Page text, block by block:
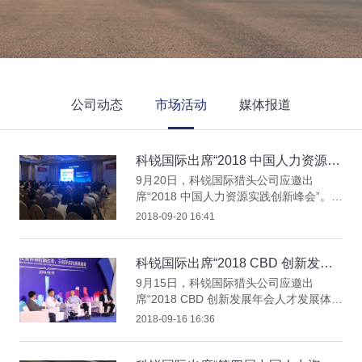
公司动态 市场活动 媒体报道
科锐国际出席“2018 中国人力资源实
践创新峰会”
9月20日，科锐国际猎头公司应邀出
席“2018 中国人力资源实践创新峰会”。科
锐国际猎头公司在现场设置展台，并进行
互动交流。
2018-09-20 16:41
科锐国际出席“2018 CBD 创新发展
年会人才发展体制机制改革论坛”
9月15日，科锐国际猎头公司应邀出
席“2018 CBD 创新发展年会人才发展体制
机制改革论坛”，科锐国际猎头公司董事
2018-09-16 16:36